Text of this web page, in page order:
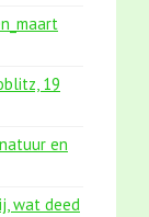
19
en
wat deed